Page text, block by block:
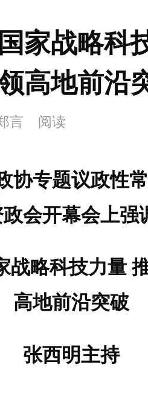
家战略科
高地前沿
言 阅读
协专题议政性
会开幕会上强
战略科技力量
高地前沿突破
张西明主持